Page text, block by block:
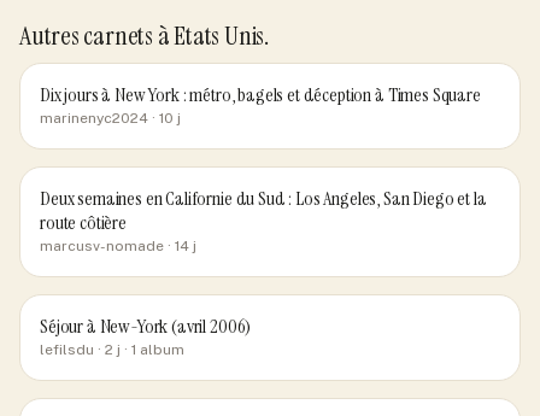
Autres carnets à Etats Unis.
Dix jours à New York : métro, bagels et déception à Times Square
marinenyc2024 · 10 j
Deux semaines en Californie du Sud : Los Angeles, San Diego et la
route côtière
marcusv-nomade · 14 j
Séjour à New-York (avril 2006)
lefilsdu · 2 j · 1 album